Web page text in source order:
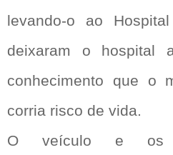
levando-o ao
deixaram o hospital
conhecimento que o
corria risco de vida.
O veículo e os